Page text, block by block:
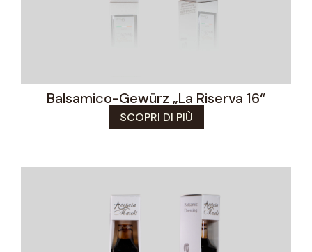
Balsamico-Gewürz „La Riserva 16“
SCOPRI DI PIÙ